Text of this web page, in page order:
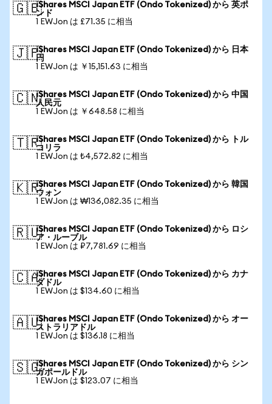
🇬🇧iShares MSCI Japan ETF (Ondo Tokenized) から 英ポ
ンド
1 EWJon は £71.35 に相当
🇯🇵iShares MSCI Japan ETF (Ondo Tokenized) から 日本
円
1 EWJon は ￥15,151.63 に相当
🇨🇳iShares MSCI Japan ETF (Ondo Tokenized) から 中国
人民元
1 EWJon は ￥648.58 に相当
🇹🇷iShares MSCI Japan ETF (Ondo Tokenized) から トル
コリラ
1 EWJon は ₺4,572.82 に相当
🇰🇷iShares MSCI Japan ETF (Ondo Tokenized) から 韓国
ウォン
1 EWJon は ₩136,082.35 に相当
🇷🇺iShares MSCI Japan ETF (Ondo Tokenized) から ロシ
ア・ルーブル
1 EWJon は ₽7,781.69 に相当
🇨🇦iShares MSCI Japan ETF (Ondo Tokenized) から カナ
ダドル
1 EWJon は $134.60 に相当
🇦🇺iShares MSCI Japan ETF (Ondo Tokenized) から オー
ストラリアドル
1 EWJon は $136.18 に相当
🇸🇬iShares MSCI Japan ETF (Ondo Tokenized) から シン
ガポールドル
1 EWJon は $123.07 に相当